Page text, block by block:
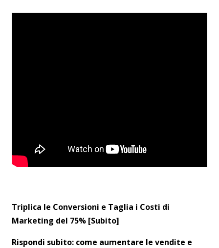
Triplica le Conversioni e Taglia i Costi di
Marketing del 75% [Subito]
Rispondi subito: come aumentare le vendite e